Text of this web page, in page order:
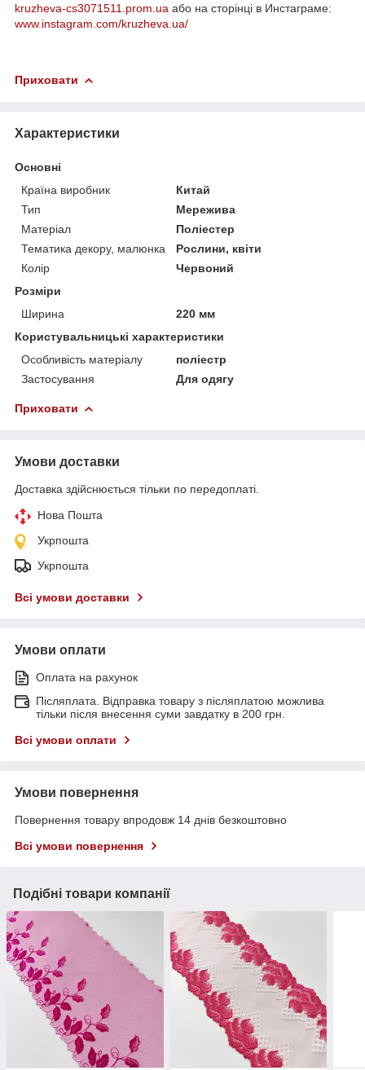
kruzheva-cs3071511.prom.ua або на сторінці в Инстаграме:
www.instagram.com/kruzheva.ua/
Приховати
Характеристики
Основні
Країна виробник
Китай
Тип
Мережива
Матеріал
Поліестер
Тематика декору, малюнка
Рослини, квіти
Колір
Червоний
Розміри
Ширина
220 мм
Користувальницькі характеристики
Особливість матеріалу
поліестр
Застосування
Для одягу
Приховати
Умови доставки
Доставка здійснюється тільки по передоплаті.
Нова Пошта
Укрпошта
Укрпошта
Всі умови доставки
Умови оплати
Оплата на рахунок
Післяплата. Відправка товару з післяплатою можлива
тільки після внесення суми завдатку в 200 грн.
Всі умови оплати
Умови повернення
Повернення товару впродовж 14 днів безкоштовно
Всі умови повернення
Подібні товари компанії